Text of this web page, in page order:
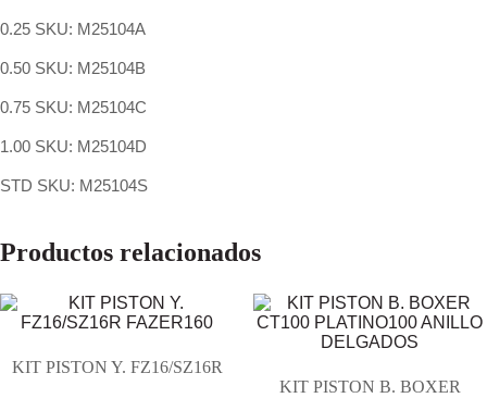
0.25 SKU: M25104A
0.50 SKU: M25104B
0.75 SKU: M25104C
1.00 SKU: M25104D
STD SKU: M25104S
Productos relacionados
KIT PISTON Y. FZ16/SZ16R
KIT PISTON B. BOXER